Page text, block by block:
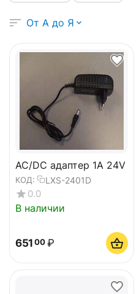
От А до Я
AC/DC адаптер 1А 24V
КОД: LXS-2401D
0.0
В наличии
651 00 ₽